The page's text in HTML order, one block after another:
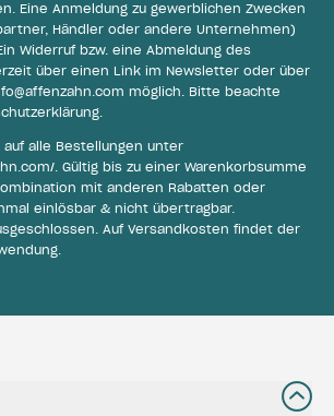
Eine Anmeldung zu gewerblichen Zwecken
Händler oder andere Unternehmen)
Widerruf bzw. eine Abmeldung des
über einen Link im Newsletter oder über
möglich. Bitte beachte
.
auf alle Bestellungen unter
. Gültig bis zu einer Warenkorbsumme
mit anderen Rabatten oder
einlösbar & nicht übertragbar.
Auf Versandkosten findet der